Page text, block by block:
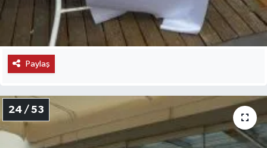
Paylaş
24 / 53